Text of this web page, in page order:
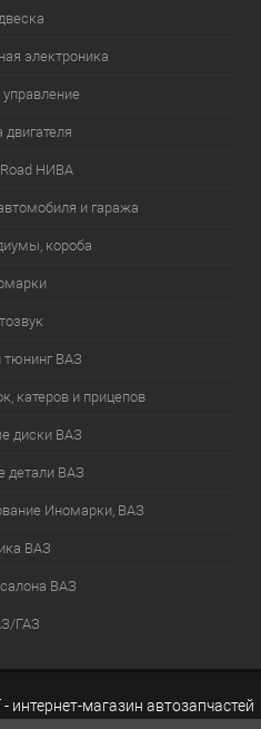
электроника
НИВА
и гаража
короба
тюнинг ВАЗ
катеров и прицепов
диски ВАЗ
детали ВАЗ
Иномарки, ВАЗ
ВАЗ
ВАЗ
ГАЗ
магазин автозапчастей